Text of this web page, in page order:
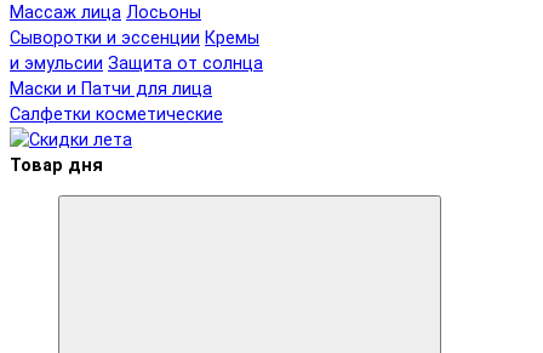
Массаж лица Лосьоны
Сыворотки и эссенции Кремы
и эмульсии Защита от солнца
Маски и Патчи для лица
Салфетки косметические
Товар дня